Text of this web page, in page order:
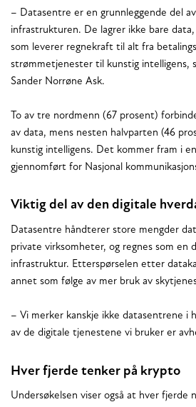
– Datasentre er en grunnleggende del
infrastrukturen. De lagrer ikke bare
som leverer regnekraft til alt fra
strømmetjenester til kunstig intelligens,
Sander Norrøne Ask.
To av tre nordmenn (67 prosent)
av data, mens nesten halvparten (46
kunstig intelligens. Det kommer fram i
gjennomført for Nasjonal
Viktig del av den digitale
Datasentre håndterer store mengder
private virksomheter, og regnes som en
infrastruktur. Etterspørselen etter
annet som følge av mer bruk av
– Vi merker kanskje ikke datasentrene i
av de digitale tjenestene vi bruker er
Hver fjerde tenker på krypto
Undersøkelsen viser også at hver fjerde